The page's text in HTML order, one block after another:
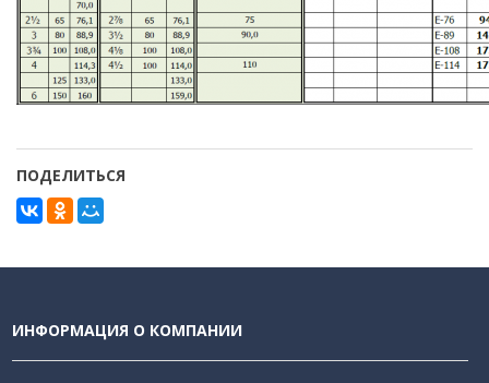
ПОДЕЛИТЬСЯ
ИНФОРМАЦИЯ О КОМПАНИИ